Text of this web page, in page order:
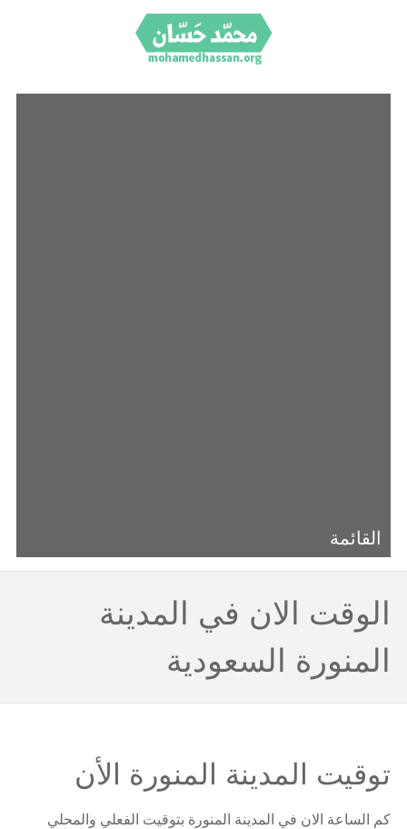
القائمة
الوقت الان في المدينة
المنورة السعودية
توقيت المدينة المنورة الأن
كم الساعة الان في المدينة المنورة بتوقيت الفعلي والمحلي